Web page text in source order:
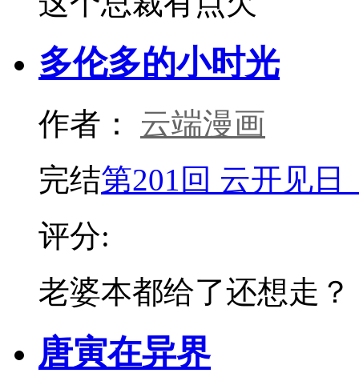
多伦多的小时光
作者：
云端漫画
完结第201回 云开见日
评分:
老婆本都给了还想走？
唐寅在异界